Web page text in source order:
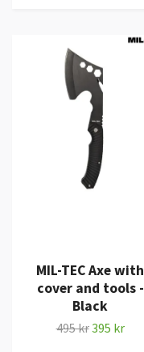
MIL-TEC Axe with
cover and tools -
Black
495 kr395 kr